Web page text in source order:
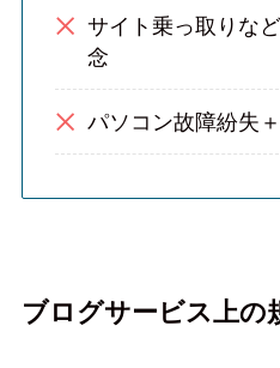
サイト乗っ取りな
念
パソコン故障紛失
ブログサービス上の